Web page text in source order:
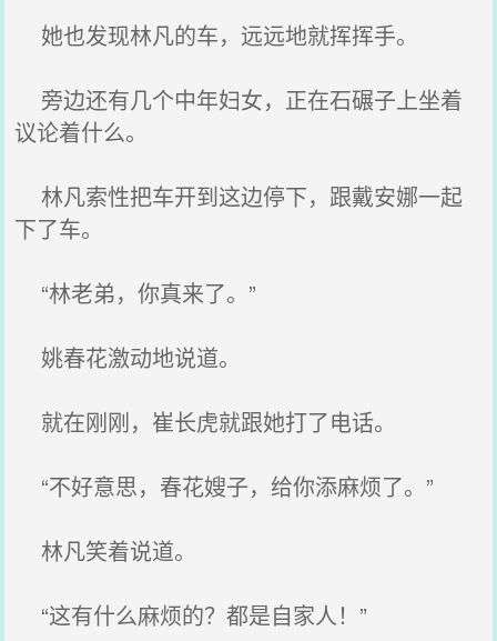
她也发现林凡的车，远远地就挥挥手。
旁边还有几个中年妇女，正在石碾子上坐着
议论着什么。
林凡索性把车开到这边停下，跟戴安娜一起
下了车。
“林老弟，你真来了。”
姚春花激动地说道。
就在刚刚，崔长虎就跟她打了电话。
“不好意思，春花嫂子，给你添麻烦了。”
林凡笑着说道。
“这有什么麻烦的？都是自家人！”